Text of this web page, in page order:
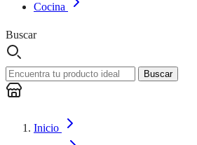
Cocina
Buscar
Buscar
Inicio